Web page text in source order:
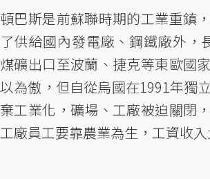
頓巴斯是前蘇聯時期的工業重鎮
了供給國內發電廠、鋼鐵廠外，
煤礦出口至波蘭、捷克等東歐國
以為傲，但自從烏國在1991年獨
棄工業化，礦場、工廠被迫關閉
工廠員工要靠農業為生，工資收入